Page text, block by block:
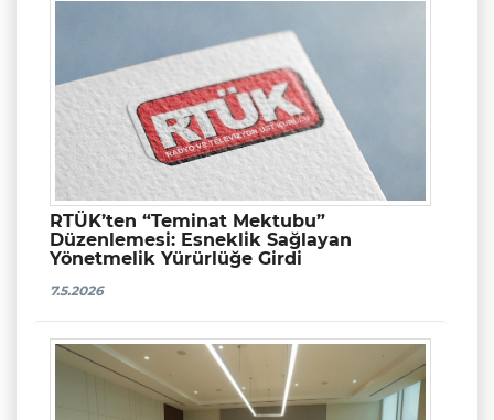
RTÜK’ten “Teminat Mektubu”
Düzenlemesi: Esneklik Sağlayan
Yönetmelik Yürürlüğe Girdi
7.5.2026